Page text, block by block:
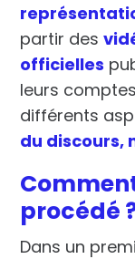
partir des
officielles
leurs
différents
du discours,
procédé
Dans un